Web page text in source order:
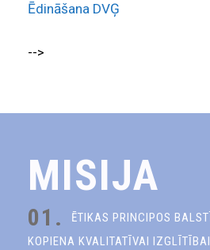
Ēdināšana DVĢ
-->
MISIJA
01.
ĒTIKAS PRINCIPOS
KOPIENA KVALITATĪVAI IZGLĪTĪBAI